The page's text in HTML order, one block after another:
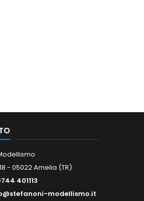
- 05022 Amelia (TR)
401113
modellismo.it